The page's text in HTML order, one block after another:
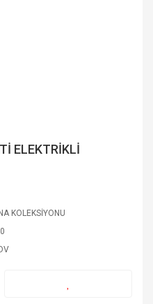
ELEKTRİKLİ
KOLEKSİYONU